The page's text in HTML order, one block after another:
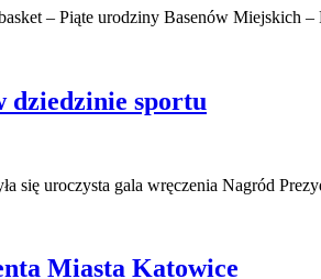
– Piąte urodziny Basenów Miejskich
dziedzinie sportu
się uroczysta gala wręczenia Nagród
Miasta Katowice